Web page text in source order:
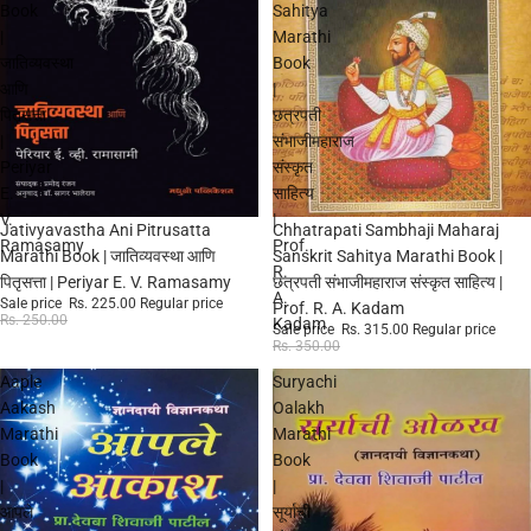
पितृसत्ता
V.
Ramasamy
Sale
Jativyavastha Ani Pitrusatta
Marathi Book | जातिव्यवस्था आणि
पितृसत्ता | Periyar E. V. Ramasamy
Sale price Rs. 225.00 Regular price
Rs. 250.00
Sahitya
Marathi
Book
|
छत्रपती
संभाजीमहाराज
संस्कृत
साहित्य
|
Prof.
R.
A.
Kadam
Sale
Chhatrapati Sambhaji Maharaj
Sanskrit Sahitya Marathi Book |
छत्रपती संभाजीमहाराज संस्कृत साहित्य |
Prof. R. A. Kadam
Sale price Rs. 315.00 Regular price
Rs. 350.00
Aaple
Aakash
Marathi
Book
|
आपले
Suryachi
Oalakh
Marathi
Book
|
सूर्याची